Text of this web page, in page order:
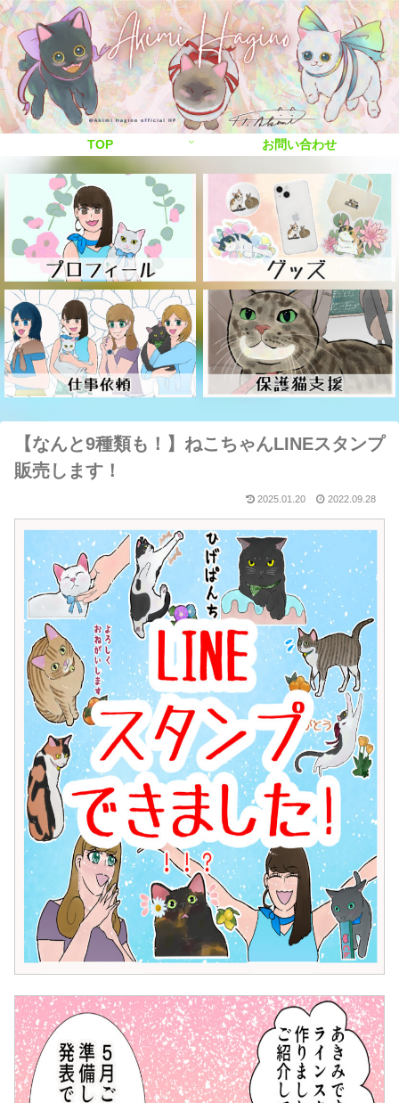
TOP お問い合わせ
【なんと9種類も！】ねこちゃんLINEスタンプ
販売します！
2025.01.20 2022.09.28